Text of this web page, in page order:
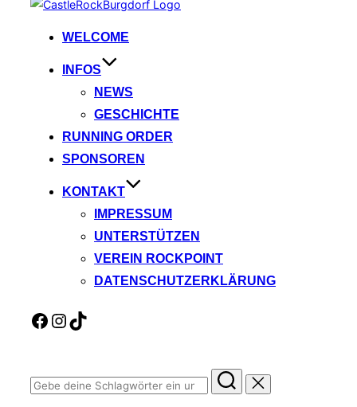
springen
WELCOME
INFOS
NEWS
GESCHICHTE
RUNNING ORDER
SPONSOREN
KONTAKT
IMPRESSUM
UNTERSTÜTZEN
VEREIN ROCKPOINT
DATENSCHUTZERKLÄRUNG
Facebook
Instagram
TikTok
Suchen
nach: